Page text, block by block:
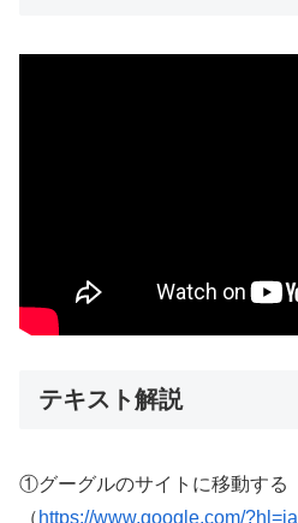
テキスト解説
①グーグルのサイトに移動する
（ https://www.google.com/?hl=ja